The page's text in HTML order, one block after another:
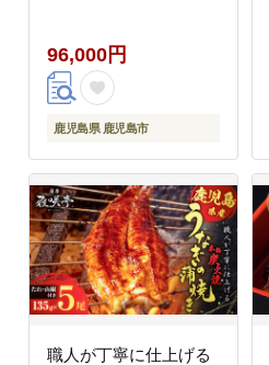
96,000円
鹿児島県 鹿児島市
職人が丁寧に仕上げる